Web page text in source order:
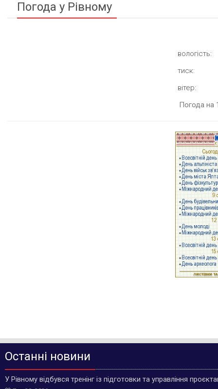
Погода у Рівному
вологість:
тиск:
вітер:
Погода на
Останні новини
У Рівному відбувся тренінг із підготовки та управління